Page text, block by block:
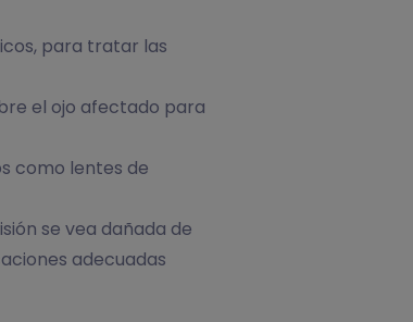
para tratar las
el ojo afectado para
como lentes de
se vea dañada de
adecuadas